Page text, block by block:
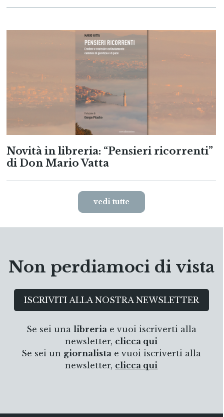
Novità in libreria: “Pensieri ricorrenti”
di Don Mario Vatta
vedi tutte
Non perdiamoci di vista
ISCRIVITI ALLA NOSTRA NEWSLETTER
Se sei una libreriae vuoi iscriverti alla
newsletter, clicca qui
Se sei un giornalista e vuoi iscriverti alla
newsletter, clicca qui